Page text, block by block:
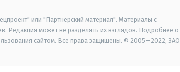
или "Партнерский материал". Материалы с
Редакция может не разделять их взглядов. Подробнее о
сайтом. Все права защищены. © 2005—2022, ЗАО